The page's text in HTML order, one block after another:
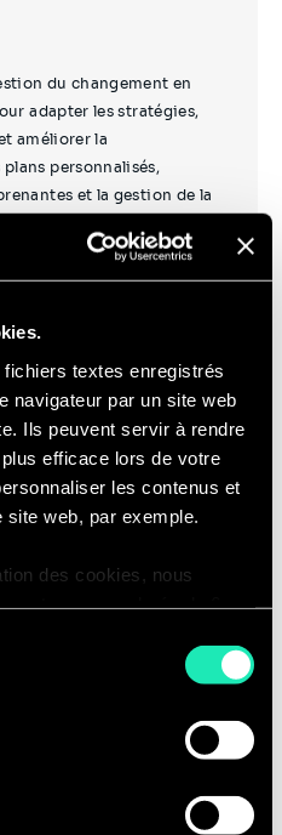
textes enregistrés
navigateur par un site web
Ils peuvent servir à rendre
efficace lors de votre
les contenus et
web, par exemple.
des cookies, nous
nouveau. Si vous ne
pas votre
du changement en
adapter les stratégies,
améliorer la
personnalisés,
et la gestion de la
l'IA
transparents qui vont
projet d'être aligné
efficacement et de se